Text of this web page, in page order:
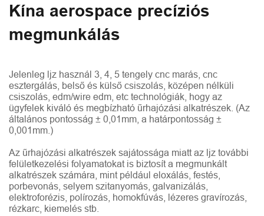
Kína aerospace precíziós
megmunkálás
Jelenleg ljz használ 3, 4, 5 tengely cnc marás, cnc
esztergálás, belső és külső csiszolás, középen nélküli
csiszolás, edm/wire edm, etc technológiák, hogy az
ügyfelek kiváló és megbízható űrhajózási alkatrészek. (Az
általános pontosság ± 0,01mm, a határpontosság ±
0,001mm.)
Az űrhajózási alkatrészek sajátossága miatt az ljz további
felületkezelési folyamatokat is biztosít a megmunkált
alkatrészek számára, mint például eloxálás, festés,
porbevonás, selyem szitanyomás, galvanizálás,
elektroforézis, polírozás, homokfúvás, lézeres gravírozás,
rézkarc, kiemelés stb.